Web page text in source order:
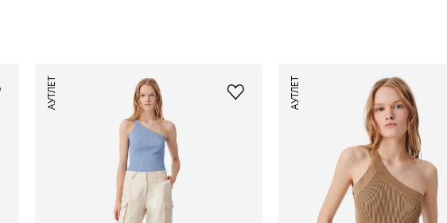
АУТЛЕТ АУТЛЕТ